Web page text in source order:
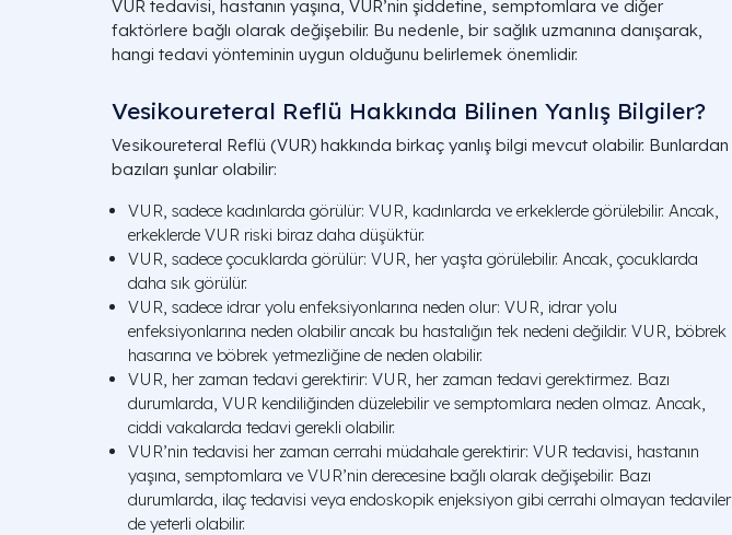
VUR tedavisi, hastanın yaşına, VUR’nin şiddetine, semptomlara ve diğer
faktörlere bağlı olarak değişebilir. Bu nedenle, bir sağlık uzmanına danışarak,
hangi tedavi yönteminin uygun olduğunu belirlemek önemlidir.
Vesikoureteral Reflü Hakkında Bilinen Yanlış Bilgiler?
Vesikoureteral Reflü (VUR) hakkında birkaç yanlış bilgi mevcut olabilir. Bunlardan
bazıları şunlar olabilir:
VUR, sadece kadınlarda görülür: VUR, kadınlarda ve erkeklerde görülebilir. Ancak,
erkeklerde VUR riski biraz daha düşüktür.
VUR, sadece çocuklarda görülür: VUR, her yaşta görülebilir. Ancak, çocuklarda
daha sık görülür.
VUR, sadece idrar yolu enfeksiyonlarına neden olur: VUR, idrar yolu
enfeksiyonlarına neden olabilir ancak bu hastalığın tek nedeni değildir. VUR, böbrek
hasarına ve böbrek yetmezliğine de neden olabilir.
VUR, her zaman tedavi gerektirir: VUR, her zaman tedavi gerektirmez. Bazı
durumlarda, VUR kendiliğinden düzelebilir ve semptomlara neden olmaz. Ancak,
ciddi vakalarda tedavi gerekli olabilir.
VUR’nin tedavisi her zaman cerrahi müdahale gerektirir: VUR tedavisi, hastanın
yaşına, semptomlara ve VUR’nin derecesine bağlı olarak değişebilir. Bazı
durumlarda, ilaç tedavisi veya endoskopik enjeksiyon gibi cerrahi olmayan tedaviler
de yeterli olabilir.